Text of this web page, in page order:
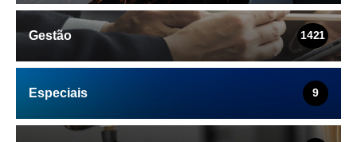
Gestão 1421
Especiais 9